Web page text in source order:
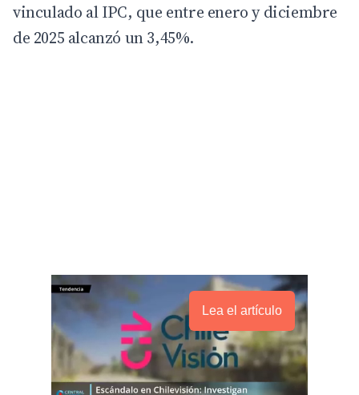
vinculado al IPC, que entre enero y diciembre
de 2025 alcanzó un 3,45%.
Lea el artículo